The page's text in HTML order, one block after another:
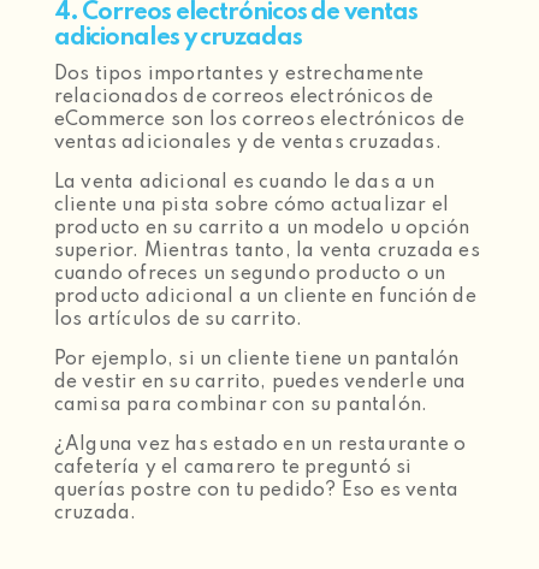
4. Correos electrónicos de ventas
adicionales y cruzadas
Dos tipos importantes y estrechamente
relacionados de correos electrónicos de
eCommerce son los correos electrónicos de
ventas adicionales y de ventas cruzadas.
La venta adicional es cuando le das a un
cliente una pista sobre cómo actualizar el
producto en su carrito a un modelo u opción
superior. Mientras tanto, la venta cruzada es
cuando ofreces un segundo producto o un
producto adicional a un cliente en función de
los artículos de su carrito.
Por ejemplo, si un cliente tiene un pantalón
de vestir en su carrito, puedes venderle una
camisa para combinar con su pantalón.
¿Alguna vez has estado en un restaurante o
cafetería y el camarero te preguntó si
querías postre con tu pedido? Eso es venta
cruzada.